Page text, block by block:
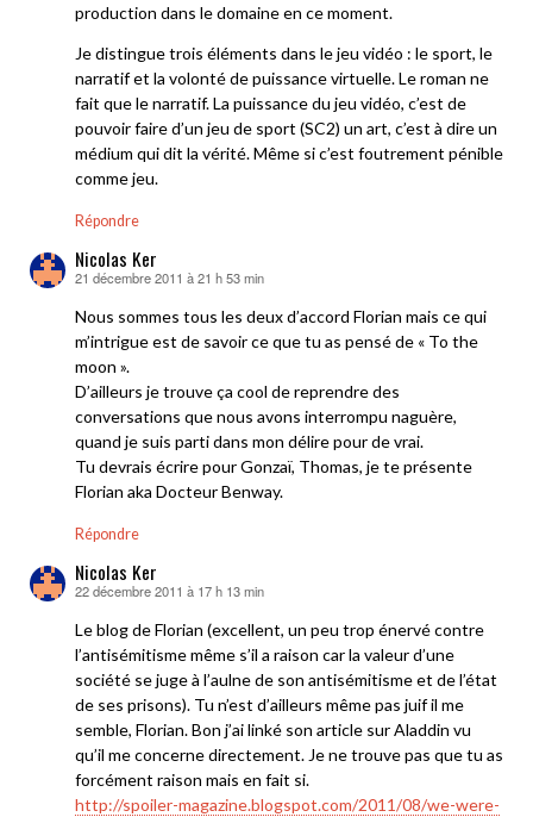
production dans le domaine en ce moment.
Je distingue trois éléments dans le jeu vidéo : le sport, le
narratif et la volonté de puissance virtuelle. Le roman ne
fait que le narratif. La puissance du jeu vidéo, c’est de
pouvoir faire d’un jeu de sport (SC2) un art, c’est à dire un
médium qui dit la vérité. Même si c’est foutrement pénible
comme jeu.
Répondre
Nicolas Ker
dit :
21 décembre 2011 à 21 h 53 min
Nous sommes tous les deux d’accord Florian mais ce qui
m’intrigue est de savoir ce que tu as pensé de « To the
moon ».
D’ailleurs je trouve ça cool de reprendre des
conversations que nous avons interrompu naguère,
quand je suis parti dans mon délire pour de vrai.
Tu devrais écrire pour Gonzaï, Thomas, je te présente
Florian aka Docteur Benway.
Répondre
Nicolas Ker
dit :
22 décembre 2011 à 17 h 13 min
Le blog de Florian (excellent, un peu trop énervé contre
l’antisémitisme même s’il a raison car la valeur d’une
société se juge à l’aulne de son antisémitisme et de l’état
de ses prisons). Tu n’est d’ailleurs même pas juif il me
semble, Florian. Bon j’ai linké son article sur Aladdin vu
qu’il me concerne directement. Je ne trouve pas que tu as
forcément raison mais en fait si.
http://spoiler-magazine.blogspot.com/2011/08/we-were-